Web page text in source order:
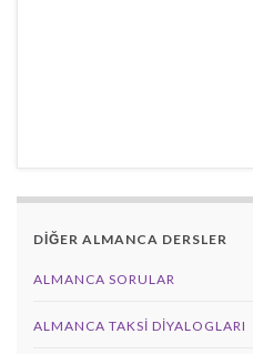
DİĞER ALMANCA DERSLER
ALMANCA SORULAR
ALMANCA TAKSI DIYALOGLARI